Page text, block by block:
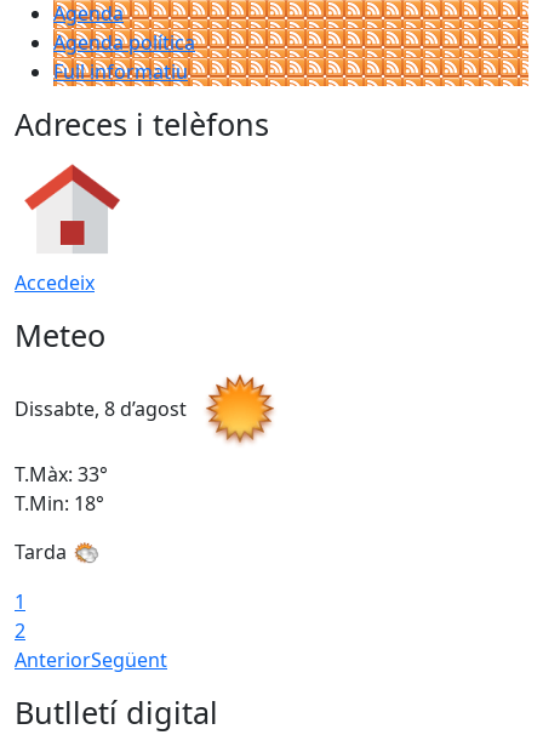
Agenda
Agenda política
Full informatiu
Adreces i telèfons
Accedeix
Meteo
Dissabte, 8 d’agost
T.Màx: 33°
T.Min: 18°
Tarda
1
2
AnteriorSegüent
Butlletí digital